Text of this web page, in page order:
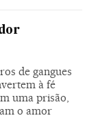
de gangues
à fé
uma prisão,
o amor